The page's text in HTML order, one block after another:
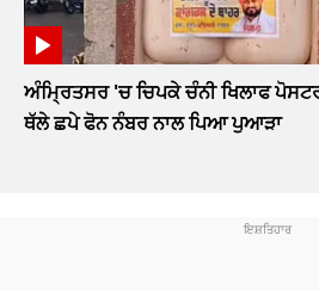
ਅੰਮ੍ਰਿਤਸਰ 'ਚ ਚਿਪਕੇ ਚੰਨੀ ਖਿਲਾਫ
ਥੱਲੇ ਛਪੇ ਫੋਨ ਨੰਬਰ ਨਾਲ ਪਿਆ ਪੁਆੜਾ